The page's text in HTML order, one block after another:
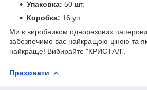
Упаковка: 50 шт.
Коробка: 16 уп.
Ми є виробником одноразових
забезпечимо вас найкращою ціною та
найкраще! Вибирайте "КРИСТАЛ".
Приховати